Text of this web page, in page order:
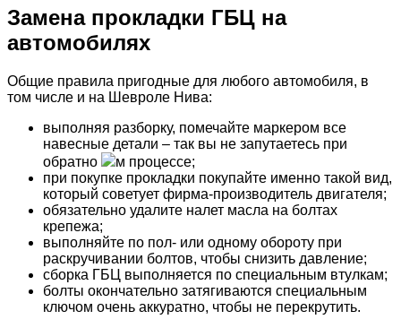
Замена прокладки ГБЦ на
автомобилях
Общие правила пригодные для любого автомобиля, в
том числе и на Шевроле Нива:
выполняя разборку, помечайте маркером все
навесные детали – так вы не запутаетесь при
обратно
м процессе;
при покупке прокладки покупайте именно такой вид,
который советует фирма-производитель двигателя;
обязательно удалите налет масла на болтах
крепежа;
выполняйте по пол- или одному обороту при
раскручивании болтов, чтобы снизить давление;
сборка ГБЦ выполняется по специальным втулкам;
болты окончательно затягиваются специальным
ключом очень аккуратно, чтобы не перекрутить.